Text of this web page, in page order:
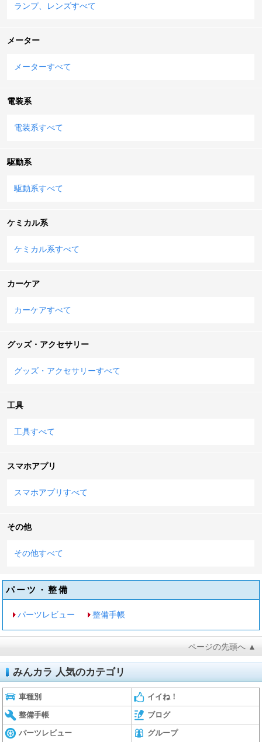
ランプ、レンズすべて
メーター
メーターすべて
電装系
電装系すべて
駆動系
駆動系すべて
ケミカル系
ケミカル系すべて
カーケア
カーケアすべて
グッズ・アクセサリー
グッズ・アクセサリーすべて
工具
工具すべて
スマホアプリ
スマホアプリすべて
その他
その他すべて
パーツ・整備
パーツレビュー 整備手帳
ページの先頭へ ▲
みんカラ 人気のカテゴリ
車種別 イイね！
整備手帳 ブログ
パーツレビュー グループ